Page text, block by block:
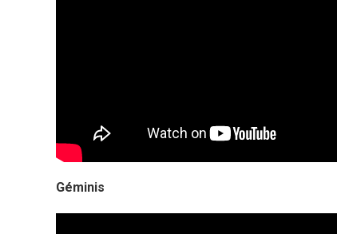
Géminis